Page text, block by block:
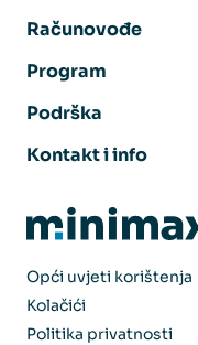
Računovođe
Program
Podrška
Kontakt i info
Opći uvjeti korištenja
Kolačići
Politika privatnosti